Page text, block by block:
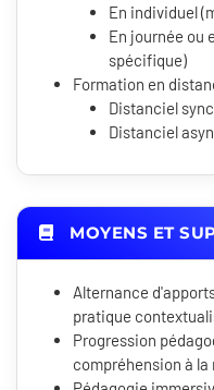
En individuel
En journée ou
spécifique)
Formation en
Distanciel
Distanciel
MOYENS ET
Alternance
pratique
Progression
compréhension à